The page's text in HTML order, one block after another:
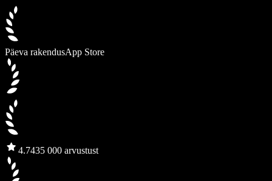
Päeva rakendusApp Store
4.7435 000 arvustust